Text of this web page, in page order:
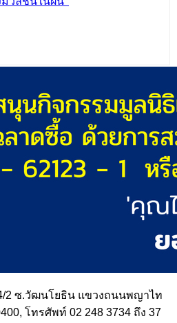
2 ซ.วัฒนโยธิน แขวงถนนพญาไท
โทรศัพท์ 02 248 3734 ถึง 37